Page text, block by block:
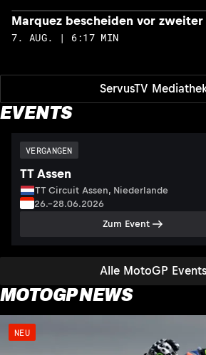
ServusTV
Marquez bescheiden vor zweiter
7. AUG. | 6:17 MIN
EVENTS
Alle MotoGP Events
VERGANGEN
TT Assen
TT Circuit Assen, Niederlande
26.–28.06.2026
Zum Event
MOTOGP NEWS
NEU